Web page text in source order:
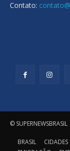
Contato:
©
BRASIL CIDADES